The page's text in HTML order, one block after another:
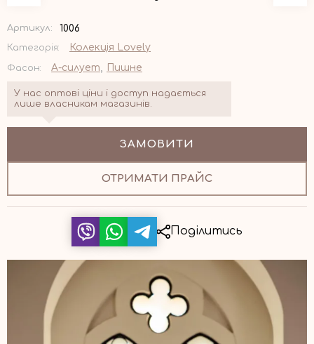
Артикул: 1006
Категорія: Колекція Lovely
Фасон: А-силует, Пишне
У нас оптові ціни і доступ надається
лише власникам магазинів.
ЗАМОВИТИ
ОТРИМАТИ ПРАЙС
Поділитись